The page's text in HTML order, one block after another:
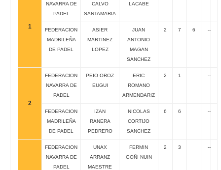
1
NAVARRA DE
PADEL
CALVO
SANTAMARIA
LACABE
FEDERACION
MADRILEÑA
DE PADEL
ASIER
MARTINEZ
LOPEZ
JUAN
ANTONIO
MAGAN
SANCHEZ
2 7 6 --
2
FEDERACION
NAVARRA DE
PADEL
PEIO OROZ
EUGUI
ERIC
ROMANO
ARMENDARIZ
2 1 --
FEDERACION
MADRILEÑA
DE PADEL
IZAN
RANERA
PEDRERO
NICOLAS
CORTIJO
SANCHEZ
6 6 --
FEDERACION
NAVARRA DE
PADEL
UNAX
ARRANZ
MAESTRE
FERMIN
GOÑI NUIN
2 3 --